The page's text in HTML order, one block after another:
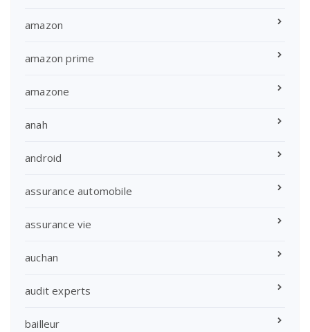
amazon
amazon prime
amazone
anah
android
assurance automobile
assurance vie
auchan
audit experts
bailleur